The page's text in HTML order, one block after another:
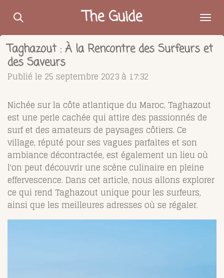
Passer
contenu
principal
The Guide
Taghazout : À la Rencontre des Surfeurs et
des Saveurs
Publié le 25 septembre 2023 à 17:32
Nichée sur la côte atlantique du Maroc, Taghazout
est une perle cachée qui attire des passionnés de
surf et des amateurs de paysages côtiers. Ce
village, réputé pour ses vagues parfaites et son
ambiance décontractée, est également un lieu où
l'on peut découvrir une scène culinaire en pleine
effervescence. Dans cet article, nous allons explorer
ce qui rend Taghazout unique pour les surfeurs,
ainsi que les meilleures adresses où se régaler.